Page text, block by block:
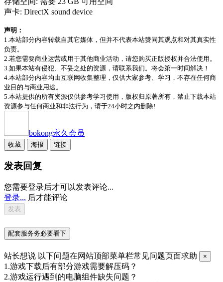
声卡: DirectX sound device
声明：
1.本站部分内容转载自其它媒体，但并不代表本站赞同其观点和对其真实性
负责。
2.若您需要商业运营或用于其他商业活动，请您购买正版授权并合法使用。
3.如果本站有侵犯、不妥之处的资源，请联系我们。将会第一时间解决！
4.本站部分内容均由互联网收集整理，仅供大家参考、学习，不存在任何商
业目的与商业用途。
5.本站提供的所有资源仅供参考学习使用，版权归原著所有，禁止下载本站
资源参与任何商业和非法行为，请于24小时之内删除!
bokong永久会员
收藏 海报 链接
发表回复
您需要登录后才可以发表评论...
登录... 后才能评论
配套服务务必要看下
站长想说 以下问题在网站顶部菜单栏常见问题页面求助 ×
1.游戏下载后有部分游戏需要解压码？
2.游戏运行遇到的电脑组件缺失问题？